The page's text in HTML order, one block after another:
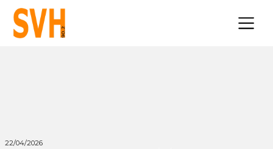
×
22/04/2026